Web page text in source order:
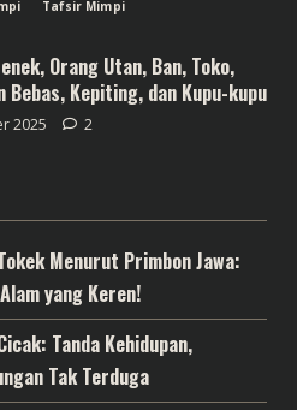
Tafsir Mimpi
Orang Utan, Ban, Toko,
Kepiting, dan Kupu-kupu
2025 2
Menurut Primbon Jawa:
yang Keren!
Tanda Kehidupan,
Tak Terduga